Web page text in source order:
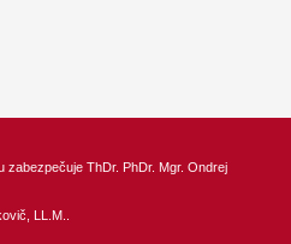
zabezpečuje ThDr. PhDr. Mgr. Ondrej
LL.M.